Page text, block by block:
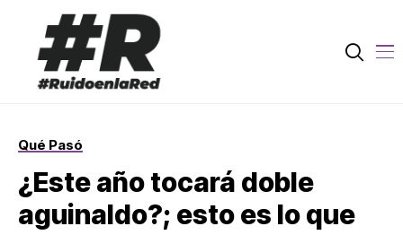
Qué Pasó
¿Este año tocará doble
aguinaldo?; esto es lo que